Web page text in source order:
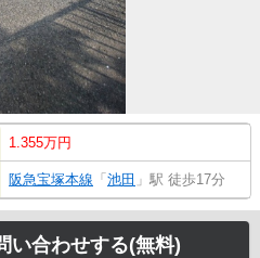
1.355万円
阪急宝塚本線 「 池田 」駅 徒歩17分
い合わせする(無料)